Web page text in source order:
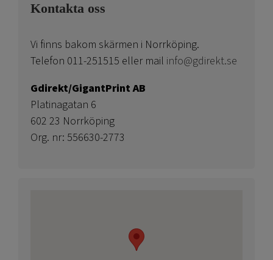
Kontakta oss
Vi finns bakom skärmen i Norrköping.
Telefon 011-251515 eller mail info@gdirekt.se
Gdirekt/GigantPrint AB
Platinagatan 6
602 23 Norrköping
Org. nr: 556630-2773